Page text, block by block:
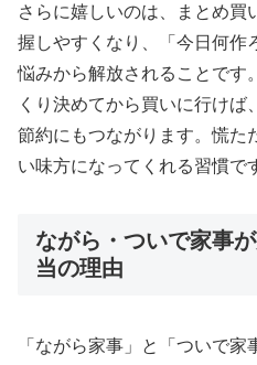
さらに嬉しいのは、まとめ買
握しやすくなり、「今日何
悩みから解放されることです
くり決めてから買いに行け
節約にもつながります。慌た
い味方になってくれる習慣で
ながら・ついで家事
当の理由
「ながら家事」と「ついで